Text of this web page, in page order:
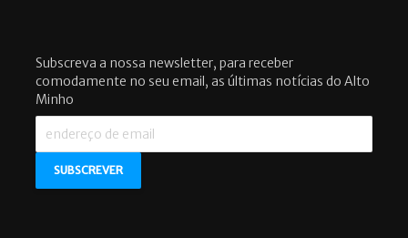
Subscreva a nossa newsletter, para receber
comodamente no seu email, as últimas notícias do Alto
Minho